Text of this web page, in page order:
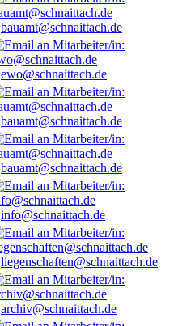
bauamt@schnaittach.de
ewo@schnaittach.de
bauamt@schnaittach.de
bauamt@schnaittach.de
info@schnaittach.de
liegenschaften@schnaittach.de
archiv@schnaittach.de